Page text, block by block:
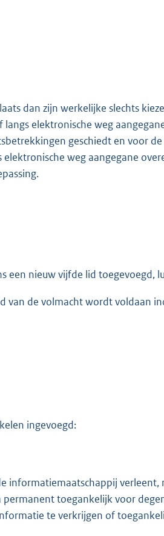
dan zijn werkelijke slechts
elektronische weg
geschiedt en voor
weg aangegane
een nieuw vijfde lid toegevoegd,
van de volmacht wordt voldaan
ingevoegd:
informatiemaatschappij verleent,
toegankelijk voor
te verkrijgen of